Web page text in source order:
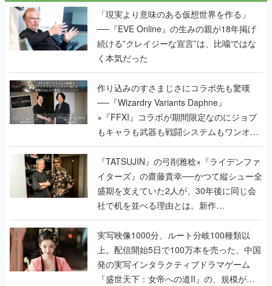
「現実より意味のある仮想世界を作る」
──『EVE Online』の生みの親が18年掲げ
続ける”クレイジーな宣言”は、比喩ではな
く本気だった
作り込みのすさまじさにコラボ先も驚嘆
──『Wizardry Variants Daphne』
×『FFXI』コラボが期間限定なのにジョブ
もキャラも武器も戦闘システムもワンオフ
で作り込まれた理由を両ディレクターに聞
く
『TATSUJIN』の弓削雅稔×『ライデンファ
イターズ』の齋藤貴幸──かつて縦シュー全
盛期を支えていた2人が、30年後に同じ会
社で机を並べる理由とは。新作
『TATSUJIN EXTREME』で初タッグを組
んだレジェンド2人に訊く開発秘話
実写映像1000分、ルート分岐100種類以
上。配信開始5日で100万本を売った、中国
発の実写インタラクティブドラマゲーム
『盛世天下：女帝への道II』の、規模が違